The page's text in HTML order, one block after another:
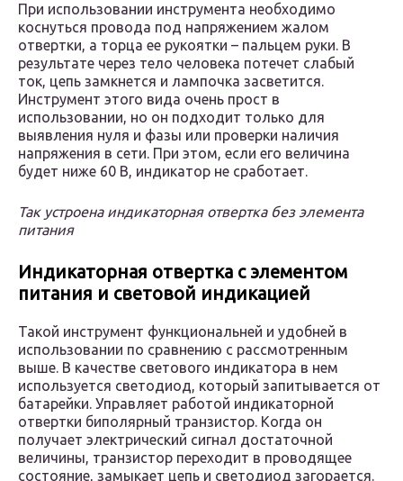
При использовании инструмента необходимо
коснуться провода под напряжением жалом
отвертки, а торца ее рукоятки – пальцем руки. В
результате через тело человека потечет слабый
ток, цепь замкнется и лампочка засветится.
Инструмент этого вида очень прост в
использовании, но он подходит только для
выявления нуля и фазы или проверки наличия
напряжения в сети. При этом, если его величина
будет ниже 60 В, индикатор не сработает.
Так устроена индикаторная отвертка без элемента
питания
Индикаторная отвертка с элементом
питания и световой индикацией
Такой инструмент функциональней и удобней в
использовании по сравнению с рассмотренным
выше. В качестве светового индикатора в нем
используется светодиод, который запитывается от
батарейки. Управляет работой индикаторной
отвертки биполярный транзистор. Когда он
получает электрический сигнал достаточной
величины, транзистор переходит в проводящее
состояние, замыкает цепь и светодиод загорается.